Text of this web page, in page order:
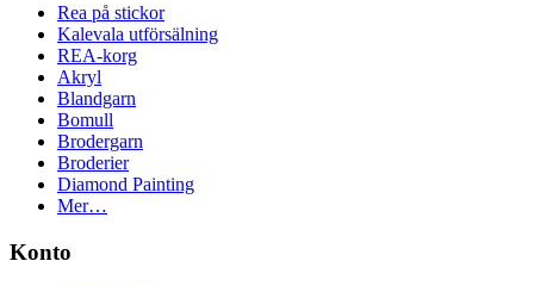
Rea på stickor
Kalevala utförsälning
REA-korg
Akryl
Blandgarn
Bomull
Brodergarn
Broderier
Diamond Painting
Mer…
Konto